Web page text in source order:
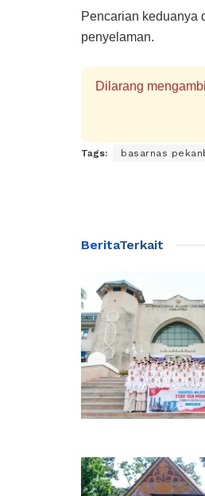
Pencarian keduanya
penyelaman.
Dilarang
Tags: basarnas
BeritaTerkait